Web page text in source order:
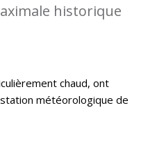
historique
chaud, ont
météorologique de